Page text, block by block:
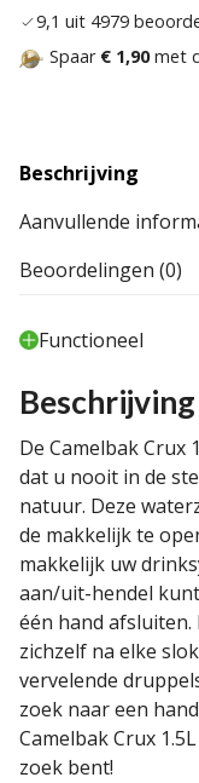
9,1 uit 4979
Spaar € 1,90met
Beschrijving
Aanvullende
Beoordelingen (0)
Functioneel
Beschrijving
De Camelbak Crux
dat u nooit in de
natuur. Deze
de makkelijk te
makkelijk uw
aan/uit-hendel
één hand
zichzelf na elke
vervelende
zoek naar een
Camelbak Crux
zoek bent!